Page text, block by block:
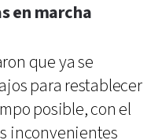
en marcha
que ya se
para restablecer
posible, con el
inconvenientes